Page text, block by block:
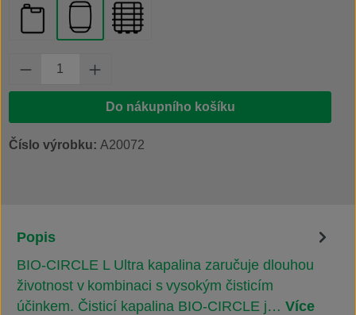
kanystr 20 lplastový sud 200 lIBC kontejner 1000 l
Množství produktu: Zadejte požadované
Do nákupního košíku
Číslo výrobku: A20072
Popis
BIO-CIRCLE L Ultra kapalina zaručuje dlouhou
životnost v kombinaci s vysokým čisticím
účinkem. Čisticí kapalina BIO-CIRCLE j… Více